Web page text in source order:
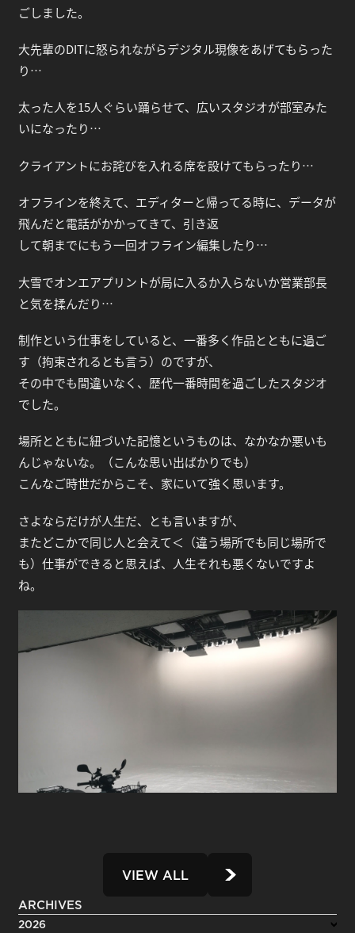
ARCHIVES
2026
ごしました。
大先輩のDITに怒られながらデジタル現像をあげてもらった
り…
太った人を15人ぐらい踊らせて、広いスタジオが部室みた
いになったり…
クライアントにお詫びを入れる席を設けてもらったり…
オフラインを終えて、エディターと帰ってる時に、データが
飛んだと電話がかかってきて、引き返
して朝までにもう一回オフライン編集したり…
大雪でオンエアプリントが局に入るか入らないか営業部長
と気を揉んだり…
制作という仕事をしていると、一番多く作品とともに過ご
す（拘束されるとも言う）のですが、
その中でも間違いなく、歴代一番時間を過ごしたスタジオ
でした。
場所とともに紐づいた記憶というものは、なかなか悪いも
んじゃないな。（こんな思い出ばかりでも）
こんなご時世だからこそ、家にいて強く思います。
さよならだけが人生だ、とも言いますが、
またどこかで同じ人と会えて＜（違う場所でも同じ場所で
も）仕事ができると思えば、人生それも悪くないですよ
ね。
VIEW ALL